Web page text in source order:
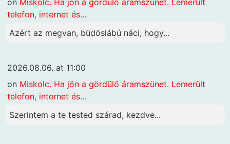
on Miskolc. Ha jön a gördülő áramszünet. Lemerült
telefon, internet és…
Azért az megvan, büdöslábú náci, hogy...
2026.08.06. at 11:00
on Miskolc. Ha jön a gördülő áramszünet. Lemerült
telefon, internet és…
Szerintem a te tested szárad, kezdve...